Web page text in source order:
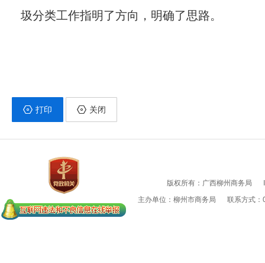
圾分类工作指明了方向，明确了思路。
打印 关闭
版权所有：广西柳州商务局
主办单位：柳州市商务局
联系方式